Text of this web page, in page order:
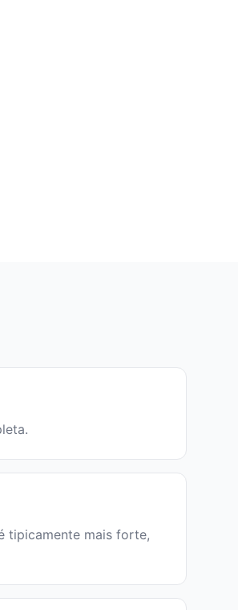
tipicamente mais forte,